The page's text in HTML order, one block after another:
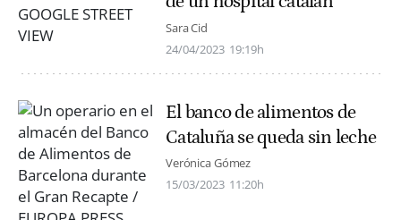
Sara Cid
24/04/2023 19:19h
El banco de alimentos de
Cataluña se queda sin leche
Verónica Gómez
15/03/2023 11:20h